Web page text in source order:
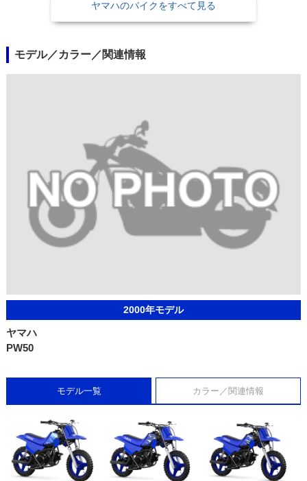
ヤマハのバイクをすべて見る
モデル／カラー／関連情報
2000年モデル
ヤマハ
PW50
モデル一覧 カラー／関連情報